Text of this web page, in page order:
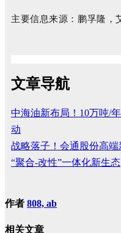
主要信息来源：鹏孚隆
文章导航
中海油新布局！10万吨/
动
战略落子！会通股份高
“聚合-改性”一体化新生态
作者 808, ab
相关文章